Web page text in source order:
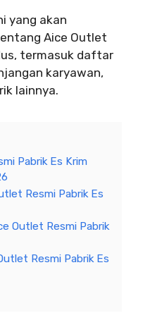
yang akan
Aice Outlet
termasuk daftar
karyawan,
lainnya.
Pabrik Es Krim
Resmi Pabrik Es
Outlet Resmi Pabrik
Resmi Pabrik Es